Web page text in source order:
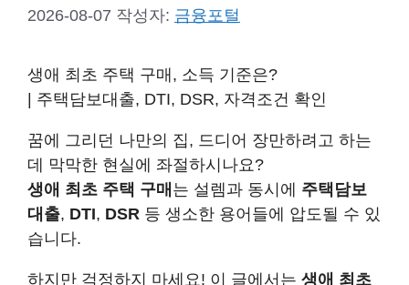
2026-08-07 작성자: 금융포털
생애 최초 주택 구매, 소득 기준은?
| 주택담보대출, DTI, DSR, 자격조건 확인
꿈에 그리던 나만의 집, 드디어 장만하려고 하는
데 막막한 현실에 좌절하시나요?
생애 최초 주택 구매 는 설렘과 동시에 주택담보
대출, DTI, DSR 등 생소한 용어들에 압도될 수 있
습니다.
하지만 걱정하지 마세요! 이 글에서는 생애 최초